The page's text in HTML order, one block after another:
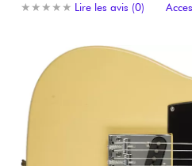
Micros & HF
Eclairage
Violons & Quatuor
★ ★ ★ ★ ★
★ ★ ★ ★ ★ Lire les avis (0)